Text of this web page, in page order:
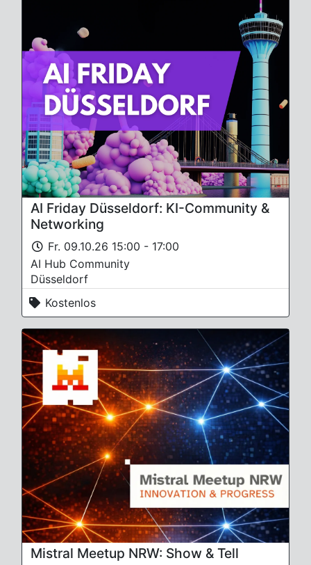
AI Friday Düsseldorf: KI-Community &
Networking
Fr. 09.10.26 15:00 - 17:00
AI Hub Community
Düsseldorf
Kostenlos
Mistral Meetup NRW: Show & Tell